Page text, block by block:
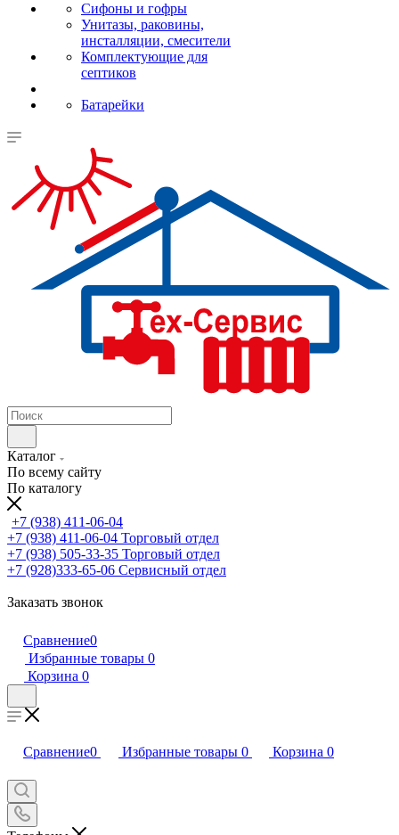
Сифоны и гофры
Унитазы, раковины,
инсталляции, смесители
Комплектующие для
септиков
Батарейки
Каталог
По всему сайту
По каталогу
+7 (938) 411-06-04
+7 (938) 411-06-04 Торговый отдел
+7 (938) 505-33-35 Торговый отдел
+7 (928)333-65-06 Сервисный отдел
Заказать звонок
Сравнение0
Избранные товары 0
Корзина 0
Сравнение0 Избранные товары 0 Корзина 0